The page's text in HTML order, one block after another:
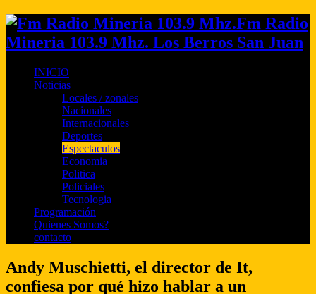
Fm Radio
Mineria 103.9 Mhz. Los Berros San Juan
INICIO
Noticias
Locales / zonales
Nacionales
Internacionales
Deportes
Espectaculos
Economia
Politica
Policiales
Tecnologia
Programación
Quienes Somos?
contacto
Andy Muschietti, el director de It,
confiesa por qué hizo hablar a un